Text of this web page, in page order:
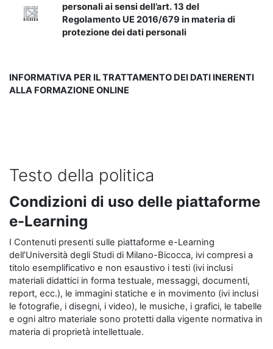
personali ai sensi dell’art. 13 del
Regolamento UE 2016/679 in materia di
protezione dei dati personali
INFORMATIVA PER IL TRATTAMENTO DEI DATI INERENTI
ALLA FORMAZIONE ONLINE
Testo della politica
Condizioni di uso delle piattaforme
e-Learning
I Contenuti presenti sulle piattaforme e-Learning
dell’Università degli Studi di Milano-Bicocca, ivi compresi a
titolo esemplificativo e non esaustivo i testi (ivi inclusi
materiali didattici in forma testuale, messaggi, documenti,
report, ecc.), le immagini statiche e in movimento (ivi inclusi
le fotografie, i disegni, i video), le musiche, i grafici, le tabelle
e ogni altro materiale sono protetti dalla vigente normativa in
materia di proprietà intellettuale.